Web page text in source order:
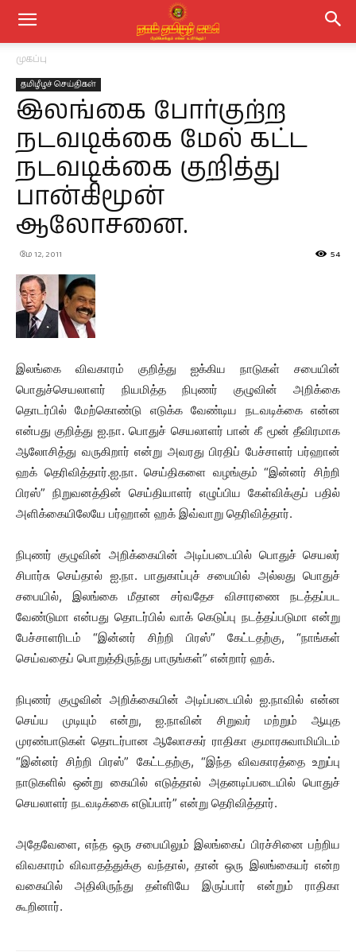
முகப்பு
தமிழீழச் செய்திகள்
இலங்கை போர்குற்ற
நடவடிக்கை மேல் கட்ட
நடவடிக்கை குறித்து
பான்கிமூன்
ஆலோசனை.
மே 12, 2011 54
இலங்கை விவகாரம் குறித்து ஐக்கிய நாடுகள் சபையின்
பொதுச்செயலாளர் நியமித்த நிபுணர் குழுவின் அறிக்கை
தொடர்பில் மேற்கொண்டு எடுக்க வேண்டிய நடவடிக்கை என்ன
என்பது குறித்து ஐ.நா. பொதுச் செயலாளர் பான் கீ மூன் தீவிரமாக
ஆலோசித்து வருகிறார் என்று அவரது பிரதிப் பேச்சாளர் பர்ஹான்
ஹக் தெரிவித்தார்.ஐ.நா. செய்திகளை வழங்கும் “இன்னர் சிற்றி
பிரஸ்” நிறுவனத்தின் செய்தியாளர் எழுப்பிய கேள்விக்குப் பதில்
அளிக்கையிலேயே பர்ஹான் ஹக் இவ்வாறு தெரிவித்தார்.
நிபுணர் குழுவின் அறிக்கையின் அடிப்படையில் பொதுச் செயலர்
சிபார்சு செய்தால் ஐ.நா. பாதுகாப்புச் சபையில் அல்லது பொதுச்
சபையில், இலங்கை மீதான சர்வதேச விசாரணை நடத்தப்பட
வேண்டுமா என்பது தொடர்பில் வாக் கெடுப்பு நடத்தப்படுமா என்று
பேச்சாளரிடம் “இன்னர் சிற்றி பிரஸ்” கேட்டதற்கு, “நாங்கள்
செய்வதைப் பொறுத்திருந்து பாருங்கள்” என்றார் ஹக்.
நிபுணர் குழுவின் அறிக்கையின் அடிப்படையில் ஐ.நாவில் என்ன
செய்ய முடியும் என்று, ஐ.நாவின் சிறுவர் மற்றும் ஆயுத
முரண்பாடுகள் தொடர்பான ஆலோசகர் ராதிகா குமாரசுவாமியிடம்
“இன்னர் சிற்றி பிரஸ்” கேட்டதற்கு, “இந்த விவகாரத்தை உறுப்பு
நாடுகளில் ஒன்று கையில் எடுத்தால் அதனடிப்படையில் பொதுச்
செயலாளர் நடவடிக்கை எடுப்பார்” என்று தெரிவித்தார்.
அதேவேளை, எந்த ஒரு சபையிலும் இலங்கைப் பிரச்சினை பற்றிய
விவகாரம் விவாதத்துக்கு வந்தால், தான் ஒரு இலங்கையர் என்ற
வகையில் அதிலிருந்து தள்ளியே இருப்பார் என்றும் ராதிகா
கூறினார்.